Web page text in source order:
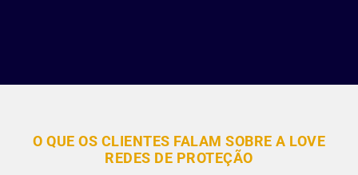
O QUE OS CLIENTES FALAM SOBRE A LOVE
REDES DE PROTEÇÃO